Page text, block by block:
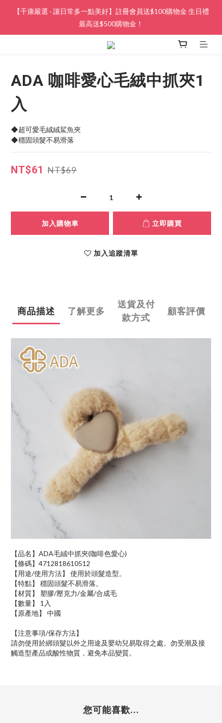
【千康嚴選 · 讓日常多一點美好】註冊會員送$100購物金 生日禮
最高送$500購物金！
ADA 咖啡愛心毛絨中抓夾1
入
◆超可愛毛絨絨鯊魚夾
◆穩固頭髮不易滑落
NT$61 NT$69
加入購物車 立即購買
加入追蹤清單
商品描述 了解更多
送貨及付
款方式
顧客評價
【品名】ADA毛絨中抓夾(咖啡色愛心)
【條碼】4712818610512
【用途/使用方法】 使用於頭髮造型。
【特點】 穩固頭髮不易滑落。
【材質】 塑膠/壓克力/金屬/合成毛
【數量】 1入
【原產地】 中國
【注意事項/保存方法】
請勿使用於綁頭髮以外之用途及嬰幼兒易取得之處。勿受潮及接
觸造型產品或酸性物質，避免本品變質。
您可能喜歡...